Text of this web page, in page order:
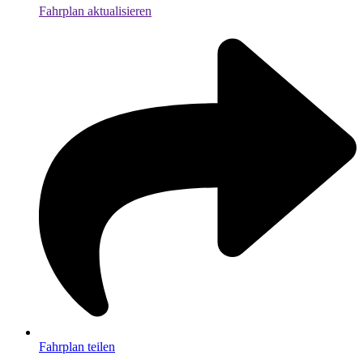
Fahrplan aktualisieren
Fahrplan teilen